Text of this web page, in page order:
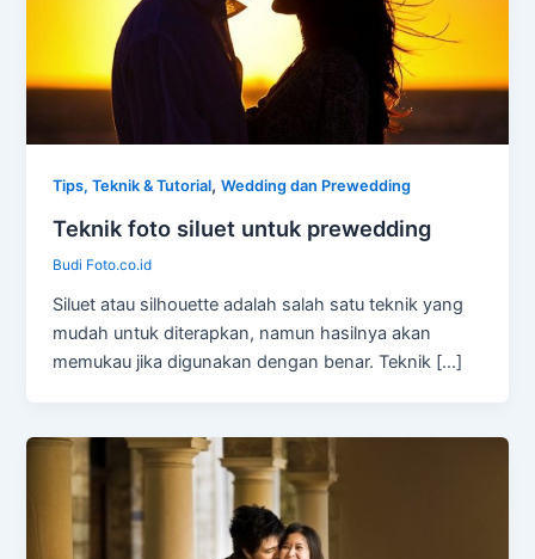
Tips, Teknik & Tutorial,Wedding dan Prewedding
Teknik foto siluet untuk prewedding
Budi Foto.co.id
Siluet atau silhouette adalah salah satu teknik yang
mudah untuk diterapkan, namun hasilnya akan
memukau jika digunakan dengan benar. Teknik […]